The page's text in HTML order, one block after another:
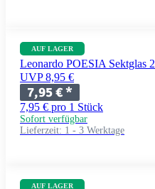
AUF LAGER
Leonardo POESIA Sektglas
UVP 8,95 €
7,95 €*
7,95 € pro 1 Stück
Sofort verfügbar
Lieferzeit: 1 - 3 Werktage
AUF LAGER